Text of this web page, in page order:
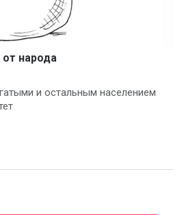
народа
и остальным населением